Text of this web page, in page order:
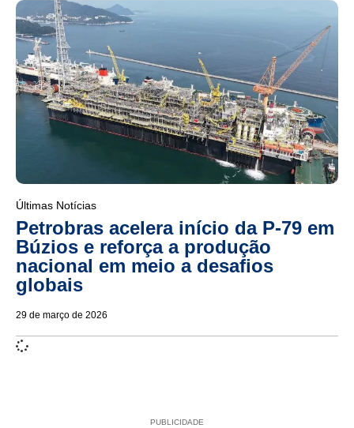
Últimas Notícias
Petrobras acelera início da P-79 em
Búzios e reforça a produção
nacional em meio a desafios
globais
29 de março de 2026
PUBLICIDADE